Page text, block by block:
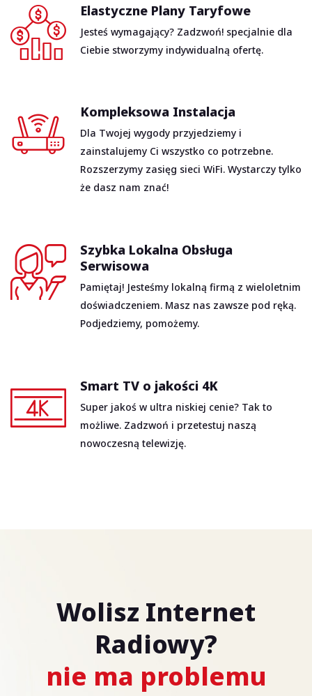
Elastyczne Plany Taryfowe
Jesteś wymagający? Zadzwoń! specjalnie dla
Ciebie stworzymy indywidualną ofertę.
Kompleksowa Instalacja
Dla Twojej wygody przyjedziemy i
zainstalujemy Ci wszystko co potrzebne.
Rozszerzymy zasięg sieci WiFi. Wystarczy tylko
że dasz nam znać!
Szybka Lokalna Obsługa
Serwisowa
Pamiętaj! Jesteśmy lokalną firmą z wieloletnim
doświadczeniem. Masz nas zawsze pod ręką.
Podjedziemy, pomożemy.
Smart TV o jakości 4K
Super jakoś w ultra niskiej cenie? Tak to
możliwe. Zadzwoń i przetestuj naszą
nowoczesną telewizję.
Wolisz Internet
Radiowy?
nie ma problemu